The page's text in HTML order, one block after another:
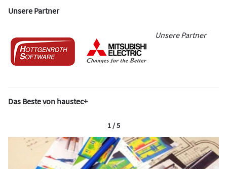
Unsere Partner
Unsere Partner
Das Beste von haustec+
1 / 5